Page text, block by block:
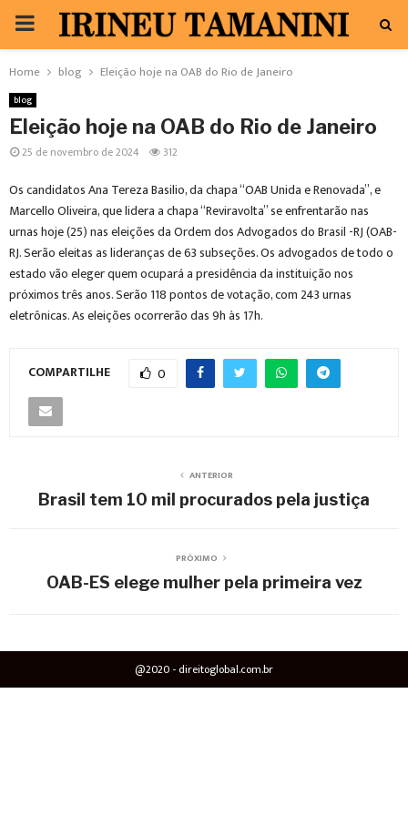
PRIMARY
MENU
Home blog Eleição hoje na OAB do Rio de Janeiro
blog
Eleição hoje na OAB do Rio de Janeiro
25 de novembro de 2024 312
Os candidatos Ana Tereza Basilio, da chapa “OAB Unida e Renovada”, e
Marcello Oliveira, que lidera a chapa “Reviravolta” se enfrentarão nas
urnas hoje (25) nas eleições da Ordem dos Advogados do Brasil -RJ (OAB-
RJ. Serão eleitas as lideranças de 63 subseções. Os advogados de todo o
estado vão eleger quem ocupará a presidência da instituição nos
próximos três anos. Serão 118 pontos de votação, com 243 urnas
eletrônicas. As eleições ocorrerão das 9h às 17h.
COMPARTILHE 0
ANTERIOR
Brasil tem 10 mil procurados pela justiça
PRÓXIMO
OAB-ES elege mulher pela primeira vez
@2020 - direitoglobal.com.br